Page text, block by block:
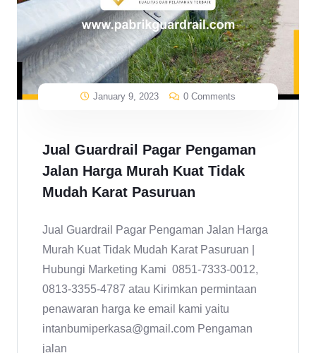
January 9, 2023 0 Comments
Jual Guardrail Pagar Pengaman
Jalan Harga Murah Kuat Tidak
Mudah Karat Pasuruan
Jual Guardrail Pagar Pengaman Jalan Harga
Murah Kuat Tidak Mudah Karat Pasuruan |
Hubungi Marketing Kami 0851-7333-0012,
0813-3355-4787 atau Kirimkan permintaan
penawaran harga ke email kami yaitu
intanbumiperkasa@gmail.com Pengaman
jalan